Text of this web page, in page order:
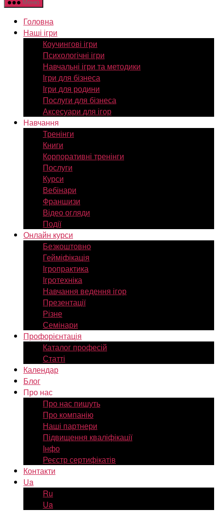
Меню
Головна
Наші ігри
Коучингові ігри
Психологічні ігри
Навчальні ігри та методики
Ігри для бізнеса
Ігри для родини
Послуги для бізнеса
Аксесуари для ігор
Навчання
Тренінги
Книги
Корпоративні тренінги
Послуги
Курси
Вебінари
Франшизи
Відео огляди
Події
Онлайн курси
Безкоштовно
Гейміфікація
Ігропрактика
Ігротехніка
Навчання ведення ігор
Презентації
Різне
Семінари
Профорієнтація
Каталог професій
Статті
Календар
Блог
Про нас
Про нас пишуть
Про компанію
Наші партнери
Підвищення кваліфікації
Інфо
Реєстр сертифікатів
Контакти
Ua
Ru
Ua